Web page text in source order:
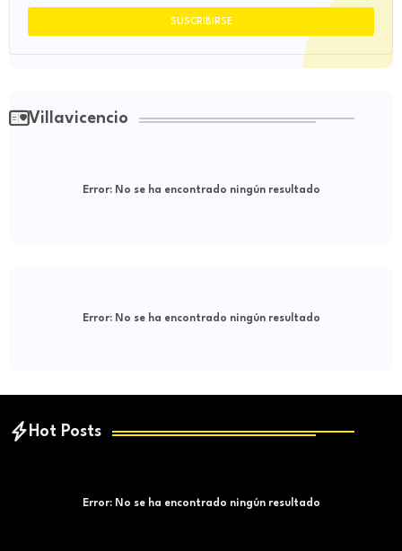
Villavicencio
Error:No se ha encontrado ningún resultado
Error:No se ha encontrado ningún resultado
Hot Posts
Error:No se ha encontrado ningún resultado